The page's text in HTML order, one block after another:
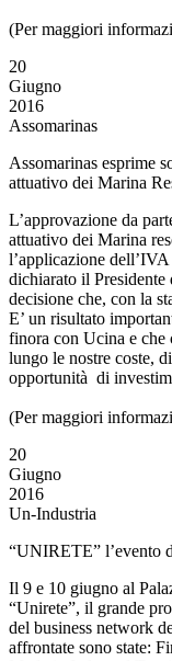
(Per maggiori
20
Giugno
2016
Assomarinas
Assomarinas esprime
attuativo dei Marina
L’approvazione da
attuativo dei Marina
l’applicazione
dichiarato il Presidente
decisione che, con la
E’ un risultato
finora con Ucina e
lungo le nostre coste,
opportunità di
(Per maggiori
20
Giugno
2016
Un-Industria
“UNIRETE” l’evento
Il 9 e 10 giugno al
“Unirete”, il grande
del business network
affrontate sono state: